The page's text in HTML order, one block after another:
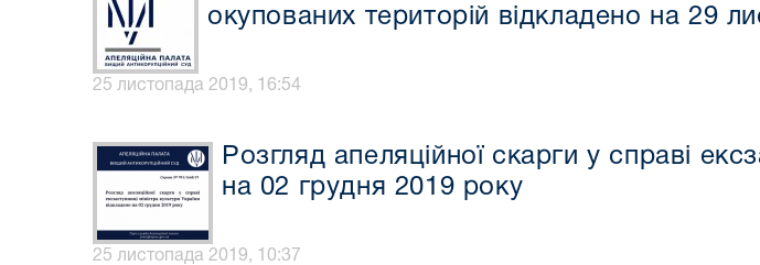
окупованих територій відкладено на 29
25 листопада 2019, 16:54
Розгляд апеляційної скарги у справі
на 02 грудня 2019 року
25 листопада 2019, 10:37